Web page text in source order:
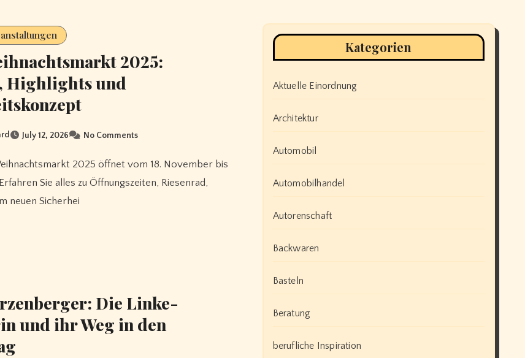
2025:
Highlights und
July 12, 2026 No Comments
Sie alles zu Öffnungszeiten, Riesenrad,
neuen Sicherhei
Die Linke-
und ihr Weg in den
Kategorien
Aktuelle Einordnung
Architektur
Automobil
Automobilhandel
Autorenschaft
Backwaren
Basteln
Beratung
berufliche Inspiration